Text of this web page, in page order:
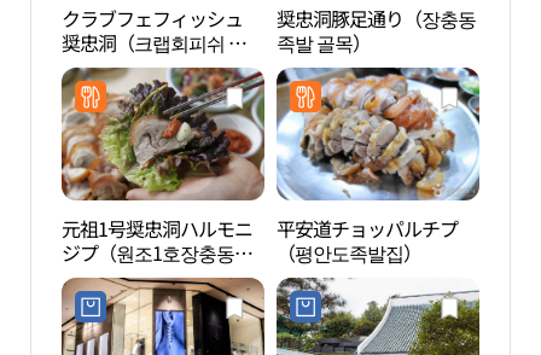
クラブフェフィッシュ
奨忠洞（크랩회피쉬 장
충동）
奨忠洞豚足通り（장충동
족발 골목）
元祖1号奨忠洞ハルモニ
ジプ（원조1호장충동할
머니집）
平安道チョッパルチプ
（평안도족발집）